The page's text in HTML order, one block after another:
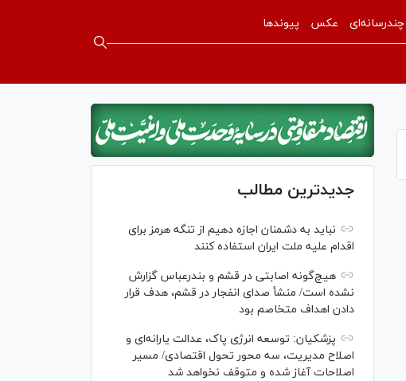
چندرسانه‌ای عکس پیوندها
جدیدترین مطالب
نباید به دشمنان اجازه دهیم از تنگه هرمز برای
اقدام علیه ملت ایران استفاده کنند
هیچ‌گونه اصابتی در قشم و بندرعباس گزارش
نشده است/ منشأ صدای انفجار در قشم، هدف قرار
دادن اهداف متخاصم بود
پزشکیان: توسعه انرژی پاک، عدالت یارانه‌ای و
اصلاح مدیریت، سه محور تحول اقتصادی/ مسیر
اصلاحات آغاز شده و متوقف نخواهد شد